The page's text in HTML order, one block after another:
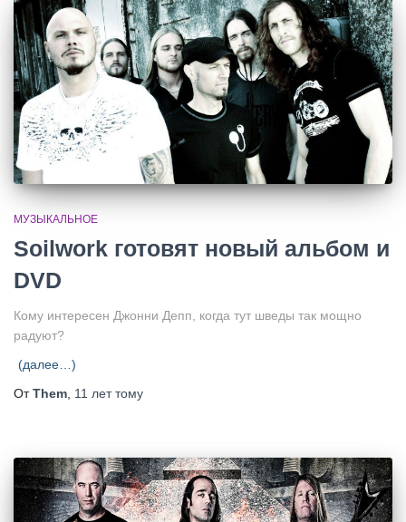
МУЗЫКАЛЬНОЕ
Soilwork готовят новый альбом и
DVD
Кому интересен Джонни Депп, когда тут шведы так мощно
радуют?
(далее…)
ОтThem 11 леттому